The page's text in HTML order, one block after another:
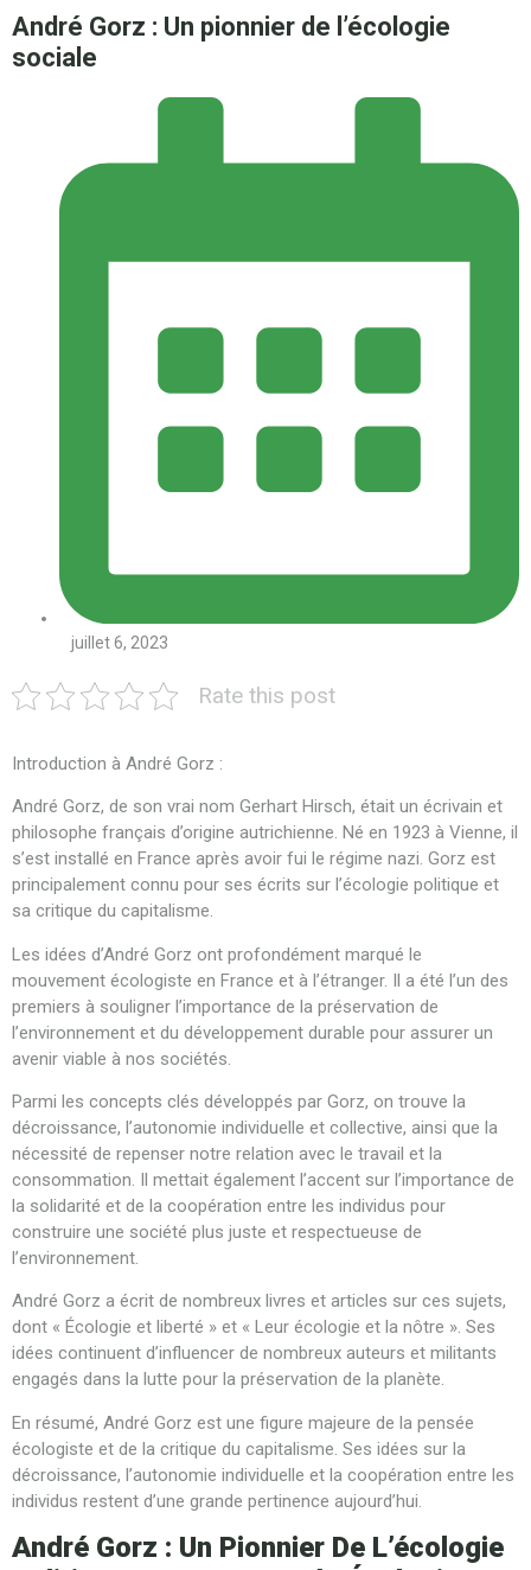
André Gorz : Un pionnier de l’écologie
sociale
juillet 6, 2023
Rate this post
Introduction à André Gorz :
André Gorz, de son vrai nom Gerhart Hirsch, était un écrivain et
philosophe français d’origine autrichienne. Né en 1923 à Vienne, il
s’est installé en France après avoir fui le régime nazi. Gorz est
principalement connu pour ses écrits sur l’écologie politique et
sa critique du capitalisme.
Les idées d’André Gorz ont profondément marqué le
mouvement écologiste en France et à l’étranger. Il a été l’un des
premiers à souligner l’importance de la préservation de
l’environnement et du développement durable pour assurer un
avenir viable à nos sociétés.
Parmi les concepts clés développés par Gorz, on trouve la
décroissance, l’autonomie individuelle et collective, ainsi que la
nécessité de repenser notre relation avec le travail et la
consommation. Il mettait également l’accent sur l’importance de
la solidarité et de la coopération entre les individus pour
construire une société plus juste et respectueuse de
l’environnement.
André Gorz a écrit de nombreux livres et articles sur ces sujets,
dont « Écologie et liberté » et « Leur écologie et la nôtre ». Ses
idées continuent d’influencer de nombreux auteurs et militants
engagés dans la lutte pour la préservation de la planète.
En résumé, André Gorz est une figure majeure de la pensée
écologiste et de la critique du capitalisme. Ses idées sur la
décroissance, l’autonomie individuelle et la coopération entre les
individus restent d’une grande pertinence aujourd’hui.
André Gorz : Un Pionnier De L’écologie